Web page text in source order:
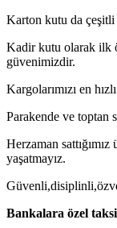
Karton kutu da çeşitli
Kadir kutu olarak ilk
güvenimizdir.
Kargolarımızı en
Parakende ve toptan
Herzaman
yaşatmayız.
Bankalara özel